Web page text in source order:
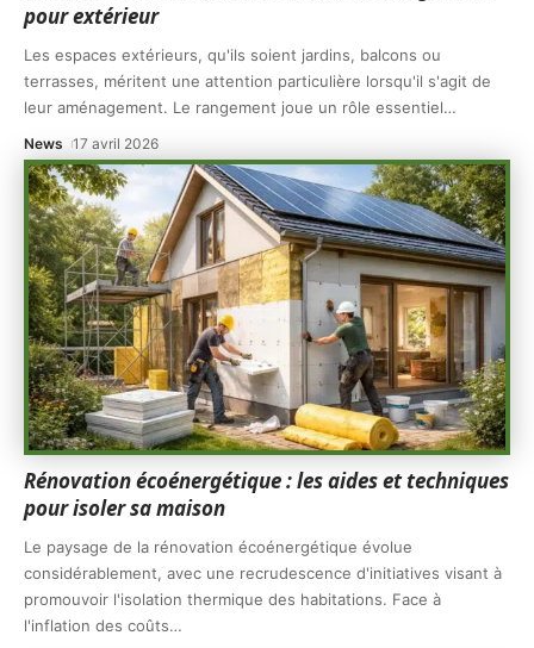
pour extérieur
Les espaces extérieurs, qu'ils soient jardins, balcons ou
terrasses, méritent une attention particulière lorsqu'il s'agit de
leur aménagement. Le rangement joue un rôle essentiel…
News 17 avril 2026
Rénovation écoénergétique : les aides et techniques
pour isoler sa maison
Le paysage de la rénovation écoénergétique évolue
considérablement, avec une recrudescence d'initiatives visant à
promouvoir l'isolation thermique des habitations. Face à
l'inflation des coûts…